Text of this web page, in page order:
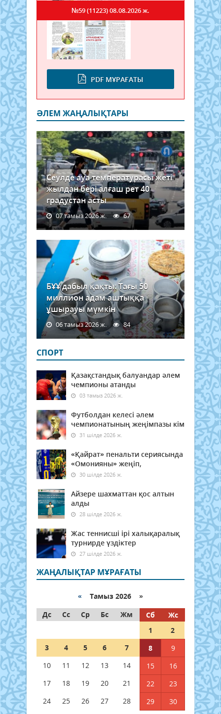
PDF МҰРАҒАТЫ
№59 (11223)08.08.2026 ж.
ӘЛЕМ ЖАҢАЛЫҚТАРЫ
Сеулде ауа температурасы жеті
жылдан бері алғаш рет 40
градустан асты
07 тамыз 2026 ж. 67
БҰҰ дабыл қақты: Тағы 50
миллион адам аштыққа
ұшырауы мүмкін
06 тамыз 2026 ж. 84
СПОРТ
Қазақстандық балуандар әлем
чемпионы атанды
03 тамыз 2026 ж.
Футболдан келесі әлем
чемпионатының жеңімпазы кім
31 шілде 2026 ж.
«Қайрат» пенальти сериясында
«Омонияны» жеңіп,
30 шілде 2026 ж.
Айзере шахматтан қос алтын
алды
28 шілде 2026 ж.
Жас теннисші ірі халықаралық
турнирде үздіктер
27 шілде 2026 ж.
ЖАҢАЛЫҚТАР МҰРАҒАТЫ
« Тамыз 2026 »
Дс
Сс Ср Бс Жм Сб
Жс
1
2
3
4 5 6 7 8
9
10
11 12 13 14 15
16
17
18 19 20 21 22
23
24
25 26 27 28 29 30